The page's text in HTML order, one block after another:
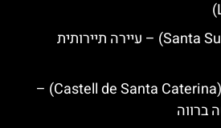
סנטה סוזנה (Santa Susanna) – עיירה תיירותית
טירת סנטה קטרינה (Castell de Santa Caterina) –
ברווה